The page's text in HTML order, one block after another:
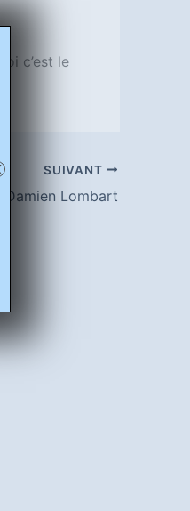
c’est le
SUIVANT
Damien Lombart